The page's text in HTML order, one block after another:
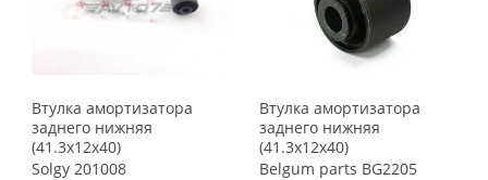
Втулка амортизатора
заднего нижняя
(41.3x12x40)
Solgy 201008
Втулка амортизатора
заднего нижняя
(41.3x12x40)
Belgum parts BG2205